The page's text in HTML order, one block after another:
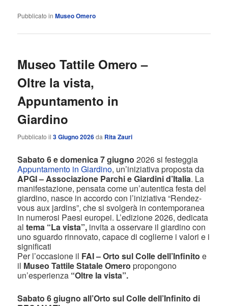
Pubblicato in Museo Omero
Museo Tattile Omero –
Oltre la vista,
Appuntamento in
Giardino
Pubblicato il3 Giugno 2026da Rita Zauri
Sabato 6 e domenica 7 giugno 2026 si festeggia
Appuntamento in Giardino, un’iniziativa proposta da
APGI – Associazione Parchi e Giardini d’Italia. La
manifestazione, pensata come un’autentica festa del
giardino, nasce in accordo con l’iniziativa “Rendez-
vous aux jardins”, che si svolgerà in contemporanea
in numerosi Paesi europei. L’edizione 2026, dedicata
altema “La vista”, invita a osservare il giardino con
uno sguardo rinnovato, capace di coglierne i valori e i
significati
Per l’occasione il FAI – Orto sul Colle dell’Infinito e
il Museo Tattile Statale Omero propongono
un’esperienza “Oltre la vista”.
Sabato 6 giugno all’Orto sul Colle dell’Infinito di